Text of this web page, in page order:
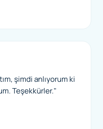
şimdi anlıyorum ki
Teşekkürler."